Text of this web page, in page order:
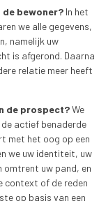
de bewoner?In het
we alle gegevens,
namelijk uw
is afgerond. Daarna
relatie meer heeft
de prospect?We
actief benaderde
met het oog op een
we uw identiteit, uw
uw pand, en
context of de reden
op basis van een